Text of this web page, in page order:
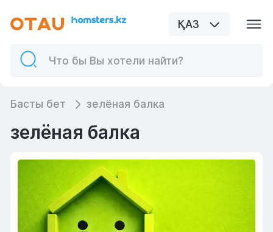
ҚАЗ
Басты бет зелёная балка
зелёная балка